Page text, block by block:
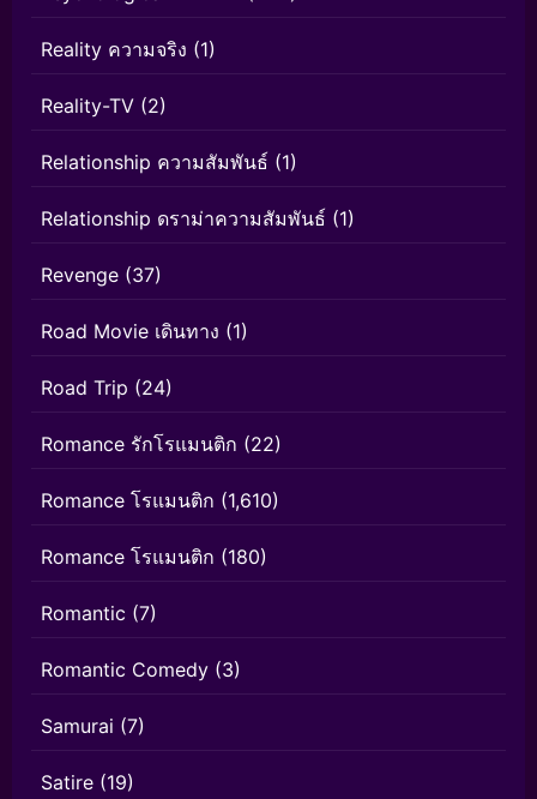
Reality ความจริง (1)
Reality-TV (2)
Relationship ความสัมพันธ์ (1)
Relationship ดราม่าความสัมพันธ์ (1)
Revenge (37)
Road Movie เดินทาง (1)
Road Trip (24)
Romance รักโรแมนติก (22)
Romance โรแมนติก (1,610)
Romance โรแมนติก (180)
Romantic (7)
Romantic Comedy (3)
Samurai (7)
Satire (19)